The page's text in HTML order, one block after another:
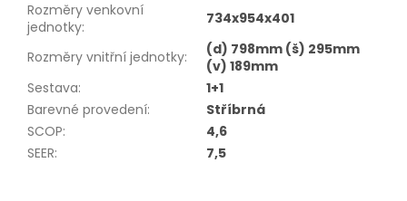
Rozměry venkovní
jednotky: 734x954x401
Rozměry vnitřní jednotky:
(d) 798mm (š) 295mm
(v) 189mm
Sestava:
1+1
Barevné provedení:
Stříbrná
SCOP:
4,6
SEER: 7,5